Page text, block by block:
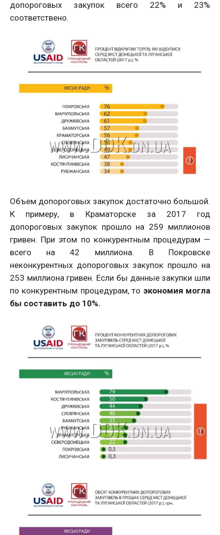
допороговых закупок всего 22% и 23%
соответствено.
Объем допороговых закупок достаточно большой.
К примеру, в Краматорске за 2017 год
допороговых закупок прошло на 259 миллионов
гривен. При этом по конкурентным процедурам —
всего на 42 миллиона. В Покровске
неконкурентных допороговых закупок прошло на
253 миллиона гривен. Если бы данные закупки шли
по конкурентным процедурам, то экономия могла
бы составить до 10%.